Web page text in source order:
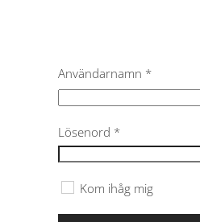
Användarnamn *
Lösenord *
Kom ihåg mig